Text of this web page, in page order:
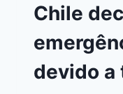
Chile
devido a